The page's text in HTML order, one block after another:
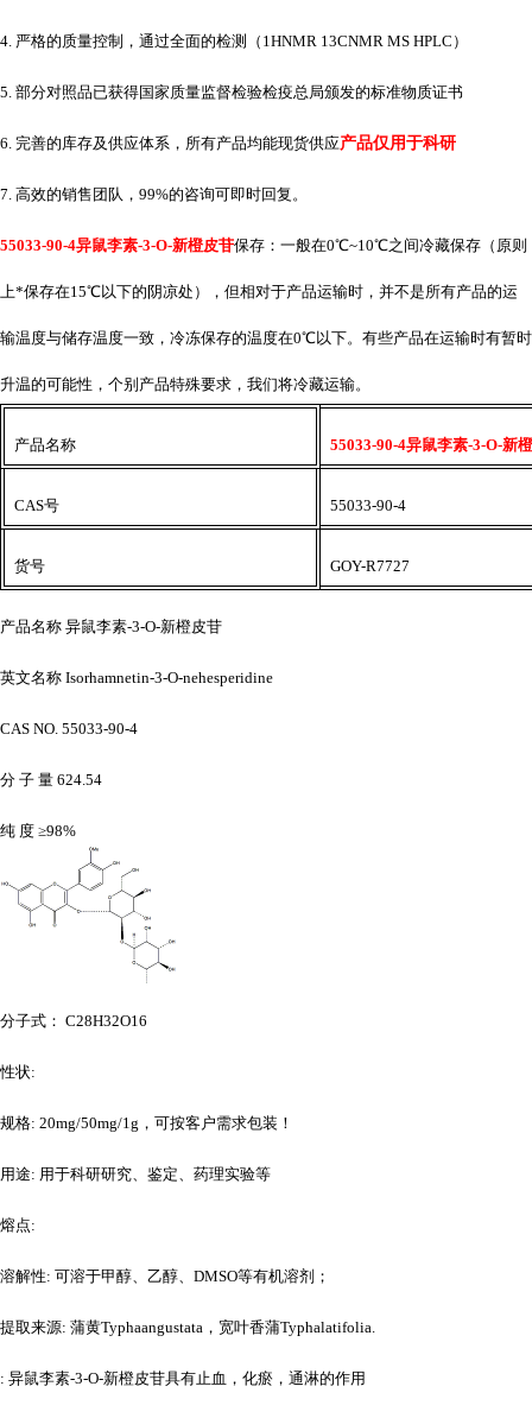
4. 严格的质量控制，通过全面的检测（1HNMR 13CNMR MS HPLC）
5. 部分对照品已获得国家质量监督检验检疫总局颁发的标准物质证书
6. 完善的库存及供应体系，所有产品均能现货供应产品仅用于科研
7. 高效的销售团队，99%的咨询可即时回复。
55033-90-4异鼠李素-3-O-新橙皮苷保存：一般在0℃~10℃之间冷藏保存（原则
上*保存在15℃以下的阴凉处），但相对于产品运输时，并不是所有产品的运
输温度与储存温度一致，冷冻保存的温度在0℃以下。有些产品在运输时有暂时
升温的可能性，个别产品特殊要求，我们将冷藏运输。
产品名称 55033-90-4异鼠李素-3-O-新
CAS号 55033-90-4
货号 GOY-R7727
产品名称 异鼠李素-3-O-新橙皮苷
英文名称 Isorhamnetin-3-O-nehesperidine
CAS NO. 55033-90-4
分 子 量 624.54
纯 度 ≥98%
分子式： C28H32O16
性状:
规格: 20mg/50mg/1g，可按客户需求包装！
用途: 用于科研研究、鉴定、药理实验等
熔点:
溶解性: 可溶于甲醇、乙醇、DMSO等有机溶剂；
提取来源: 蒲黄Typhaangustata，宽叶香蒲Typhalatifolia.
: 异鼠李素-3-O-新橙皮苷具有止血，化瘀，通淋的作用